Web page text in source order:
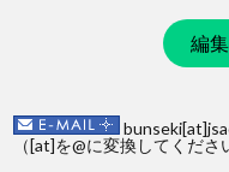
編
（[at]を@に変換してくださ